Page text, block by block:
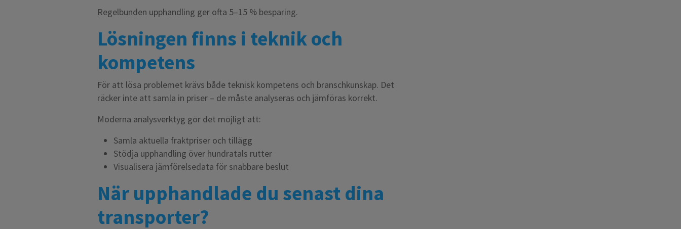
Regelbunden upphandling ger ofta 5–15 % besparing.
Lösningen finns i teknik och
kompetens
För att lösa problemet krävs både teknisk kompetens och branschkunskap. Det
räcker inte att samla in priser – de måste analyseras och jämföras korrekt.
Moderna analysverktyg gör det möjligt att:
Samla aktuella fraktpriser och tillägg
Stödja upphandling över hundratals rutter
Visualisera jämförelsedata för snabbare beslut
När upphandlade du senast dina
transporter?